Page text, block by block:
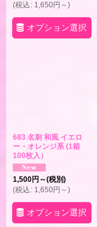
(税込 : 1,650円 ～)
オプション選択
683 名刺 和風 イエロ
ー・オレンジ系 (1箱
100枚入）
1,500円 ～(税別)
(税込 : 1,650円 ～)
オプション選択